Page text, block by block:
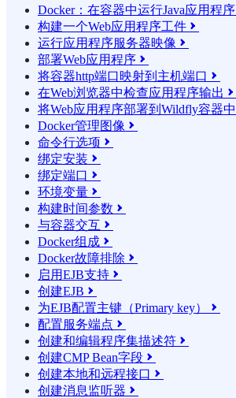
Docker：在容器中运行Java应用程序
构建一个Web应用程序工件 
运行应用程序服务器映像 
部署Web应用程序 
将容器http端口映射到主机端口 
在Web浏览器中检查应用程序输出 
将Web应用程序部署到Wildfly容器中
Docker管理图像 
命令行选项 
绑定安装 
绑定端口 
环境变量 
构建时间参数 
与容器交互 
Docker组成 
Docker故障排除 
启用EJB支持 
创建EJB 
为EJB配置主键（Primary key） 
配置服务端点 
创建和编辑程序集描述符 
创建CMP Bean字段 
创建本地和远程接口 
创建消息监听器 